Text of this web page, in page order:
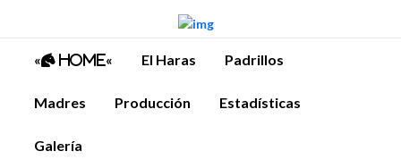
« Home« El Haras Padrillos
Madres Producción Estadísticas
Galería